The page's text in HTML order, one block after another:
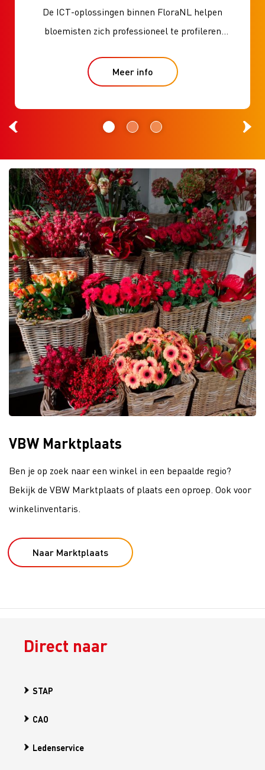
De ICT-oplossingen binnen FloraNL helpen
bloemisten zich professioneel te profileren
Meer info
VBW Marktplaats
Ben je op zoek naar een winkel in een bepaalde regio?
Bekijk de VBW Marktplaats of plaats een oproep. Ook voor
winkelinventaris.
Naar Marktplaats
Direct naar
STAP
CAO
Ledenservice